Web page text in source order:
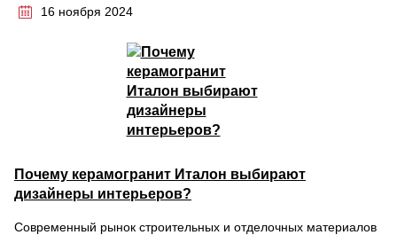
16 ноября 2024
Почему керамогранит Италон выбирают
дизайнеры интерьеров?
Современный рынок строительных и отделочных материалов